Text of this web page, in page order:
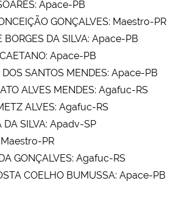
Apace-PB
GONÇALVES: Maestro-PR
BORGES DA SILVA: Apace-PB
Apace-PB
SANTOS MENDES: Apace-PB
ALVES MENDES: Agafuc-RS
ALVES: Agafuc-RS
DA SILVA: Apadv-SP
Maestro-PR
GONÇALVES: Agafuc-RS
COELHO BUMUSSA: Apace-PB